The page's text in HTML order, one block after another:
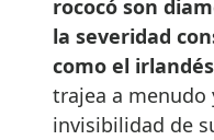
rococó son
la severidad
como el
trajea a menudo
invisibilidad de